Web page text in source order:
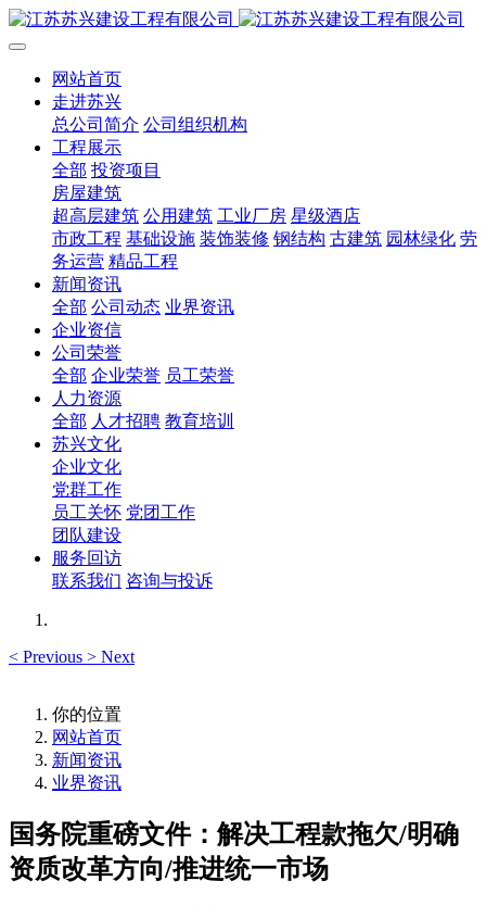
网站首页
走进苏兴
总公司简介 公司组织机构
工程展示
全部 投资项目
房屋建筑
超高层建筑 公用建筑 工业厂房 星级酒店
市政工程 基础设施 装饰装修 钢结构 古建筑 园林绿化 劳
务运营 精品工程
新闻资讯
全部 公司动态 业界资讯
企业资信
公司荣誉
全部 企业荣誉 员工荣誉
人力资源
全部 人才招聘 教育培训
苏兴文化
企业文化
党群工作
员工关怀 党团工作
团队建设
服务回访
联系我们 咨询与投诉
< Previous > Next
你的位置
网站首页
新闻资讯
业界资讯
国务院重磅文件：解决工程款拖欠/明确
资质改革方向/推进统一市场